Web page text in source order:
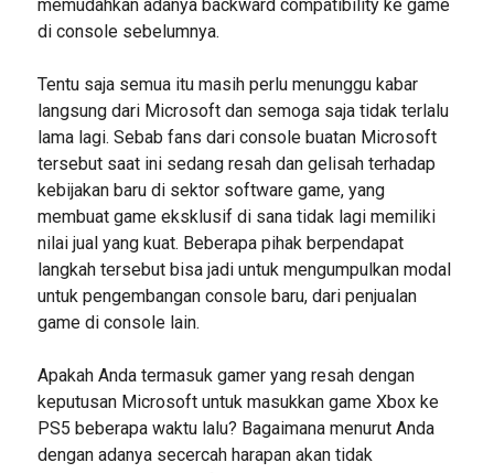
memudahkan adanya backward compatibility ke game
di console sebelumnya.
Tentu saja semua itu masih perlu menunggu kabar
langsung dari Microsoft dan semoga saja tidak terlalu
lama lagi. Sebab fans dari console buatan Microsoft
tersebut saat ini sedang resah dan gelisah terhadap
kebijakan baru di sektor software game, yang
membuat game eksklusif di sana tidak lagi memiliki
nilai jual yang kuat. Beberapa pihak berpendapat
langkah tersebut bisa jadi untuk mengumpulkan modal
untuk pengembangan console baru, dari penjualan
game di console lain.
Apakah Anda termasuk gamer yang resah dengan
keputusan Microsoft untuk masukkan game Xbox ke
PS5 beberapa waktu lalu? Bagaimana menurut Anda
dengan adanya secercah harapan akan tidak